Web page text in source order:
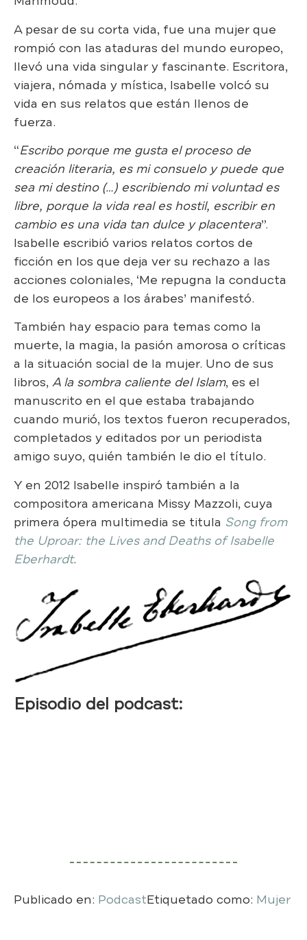
A pesar de su corta vida, fue una mujer que
rompió con las ataduras del mundo europeo,
llevó una vida singular y fascinante. Escritora,
viajera, nómada y mística, Isabelle volcó su
vida en sus relatos que están llenos de
fuerza.
“Escribo porque me gusta el proceso de
creación literaria, es mi consuelo y puede que
sea mi destino (…) escribiendo mi voluntad es
libre, porque la vida real es hostil, escribir en
cambio es una vida tan dulce y placentera”.
Isabelle escribió varios relatos cortos de
ficción en los que deja ver su rechazo a las
acciones coloniales, ‘Me repugna la conducta
de los europeos a los árabes’ manifestó.
También hay espacio para temas como la
muerte, la magia, la pasión amorosa o críticas
a la situación social de la mujer. Uno de sus
libros, A la sombra caliente del Islam, es el
manuscrito en el que estaba trabajando
cuando murió, los textos fueron recuperados,
completados y editados por un periodista
amigo suyo, quién también le dio el título.
Y en 2012 Isabelle inspiró también a la
compositora americana Missy Mazzoli, cuya
primera ópera multimedia se titula Song from
the Uproar: the Lives and Deaths of Isabelle
Eberhardt.
Episodio del podcast:
Publicado en: PodcastEtiquetado como: Mujer